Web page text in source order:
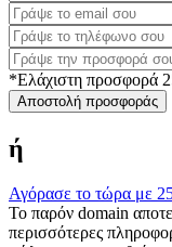
*Ελάχιστη προσφορά
Αποστολή προσφοράς
ή
Αγόρασε το τώρα με
Το παρόν domain
περισσότερες